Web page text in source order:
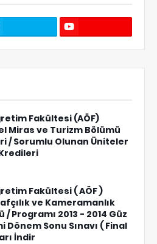
Fakültesi (AÖF)
Miras ve Turizm Bölümü
/ Sorumlu Olunan Üniteler
Fakültesi ( AÖF )
ve Kameramanlık
/ Programı 2013 - 2014 Güz
Dönem Sonu Sınavı ( Final
İndir